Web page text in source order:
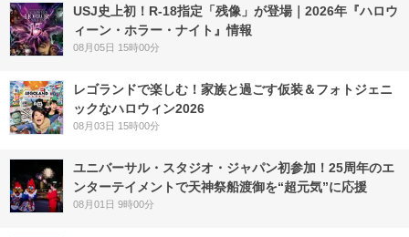
USJ史上初！R-18指定「残像」が登場｜2026年『ハロウ
ィーン・ホラー・ナイト』情報
08月05日 15時00分
レゴランドで楽しむ！家族と過ごす仮装＆フォトジェニ
ックなハロウィン2026
08月03日 15時00分
ユニバーサル・スタジオ・ジャパン初参加！25周年のエ
ンターテイメントで天神祭船渡御を“超元気”に応援
08月01日 9時00分